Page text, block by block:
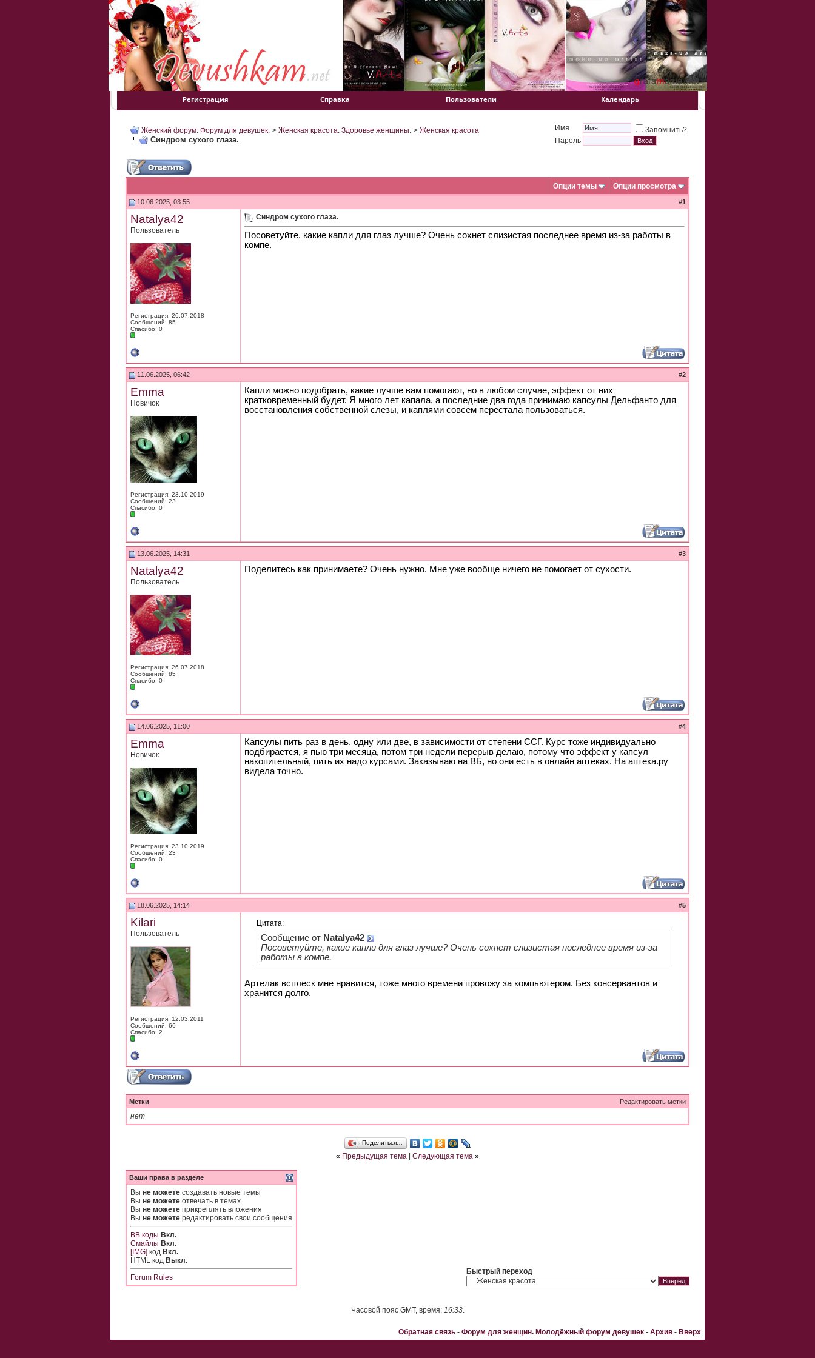
Регистрация Справка Пользователи Календарь
Женский форум. Форум для девушек. > Женская красота. Здоровье женщины. > Женская красота
Синдром сухого глаза.
Имя
Запомнить?
Пароль
Опции темы Опции просмотра
10.06.2025, 03:55 #1
Natalya42
Пользователь
Регистрация: 26.07.2018
Сообщений: 85
Спасибо: 0
Синдром сухого глаза.
Посоветуйте, какие капли для глаз лучше? Очень сохнет слизистая последнее время из-за работы в
компе.
11.06.2025, 06:42 #2
Emma
Новичок
Регистрация: 23.10.2019
Сообщений: 23
Спасибо: 0
Капли можно подобрать, какие лучше вам помогают, но в любом случае, эффект от них
кратковременный будет. Я много лет капала, а последние два года принимаю капсулы Дельфанто для
восстановления собственной слезы, и каплями совсем перестала пользоваться.
13.06.2025, 14:31 #3
Natalya42
Пользователь
Регистрация: 26.07.2018
Сообщений: 85
Спасибо: 0
Поделитесь как принимаете? Очень нужно. Мне уже вообще ничего не помогает от сухости.
14.06.2025, 11:00 #4
Emma
Новичок
Регистрация: 23.10.2019
Сообщений: 23
Спасибо: 0
Капсулы пить раз в день, одну или две, в зависимости от степени ССГ. Курс тоже индивидуально
подбирается, я пью три месяца, потом три недели перерыв делаю, потому что эффект у капсул
накопительный, пить их надо курсами. Заказываю на ВБ, но они есть в онлайн аптеках. На аптека.ру
видела точно.
18.06.2025, 14:14 #5
Kilari
Пользователь
Регистрация: 12.03.2011
Сообщений: 66
Спасибо: 2
Цитата:
Сообщение от Natalya42
Посоветуйте, какие капли для глаз лучше? Очень сохнет слизистая последнее время из-за
работы в компе.
Артелак всплеск мне нравится, тоже много времени провожу за компьютером. Без консервантов и
хранится долго.
Редактировать метки
Метки
нет
Поделиться…
« Предыдущая тема Следующая тема »
Ваши права в разделе
Вы не можете создавать новые темы
Вы не можете отвечать в темах
Вы не можете прикреплять вложения
Вы не можете редактировать свои сообщения
BB коды Вкл.
Смайлы Вкл.
[IMG] код Вкл.
HTML код Выкл.
Forum Rules
Быстрый переход
Часовой пояс GMT, время: 16:33.
Обратная связь - Форум для женщин. Молодёжный форум девушек - Архив - Вверх